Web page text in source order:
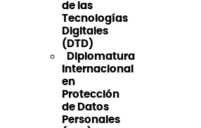
de las
Tecnologías
Digitales
(DTD)
Diplomatura
Internacional
en
Protección
de Datos
Personales